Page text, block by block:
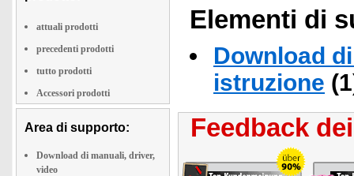
attuali prodotti
precedenti prodotti
tutto prodotti
Accessori prodotti
Area di supporto:
Download di manuali, driver,
video
Elementi di
Download
istruzione
Feedback